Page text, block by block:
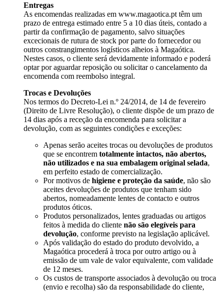
Entregas
As encomendas realizadas em www.magaotica.pt têm um
prazo de entrega estimado entre 5 a 10 dias úteis, contado a
partir da confirmação de pagamento, salvo situações
excecionais de rutura de stock por parte do fornecedor ou
outros constrangimentos logísticos alheios à Magaótica.
Nestes casos, o cliente será devidamente informado e poderá
optar por aguardar reposição ou solicitar o cancelamento da
encomenda com reembolso integral.
Trocas e Devoluções
Nos termos do Decreto-Lei n.º 24/2014, de 14 de fevereiro
(Direito de Livre Resolução), o cliente dispõe de um prazo de
14 dias após a receção da encomenda para solicitar a
devolução, com as seguintes condições e exceções:
Apenas serão aceites trocas ou devoluções de produtos
que se encontrem totalmente intactos, não abertos,
não utilizados e na sua embalagem original selada,
em perfeito estado de comercialização.
Por motivos de higiene e proteção da saúde, não são
aceites devoluções de produtos que tenham sido
abertos, nomeadamente lentes de contacto e outros
produtos óticos.
Produtos personalizados, lentes graduadas ou artigos
feitos à medida do cliente não são elegíveis para
devolução, conforme previsto na legislação aplicável.
Após validação do estado do produto devolvido, a
Magaótica procederá à troca por outro artigo ou à
emissão de um vale de valor equivalente, com validade
de 12 meses.
Os custos de transporte associados à devolução ou troca
(envio e recolha) são da responsabilidade do cliente,